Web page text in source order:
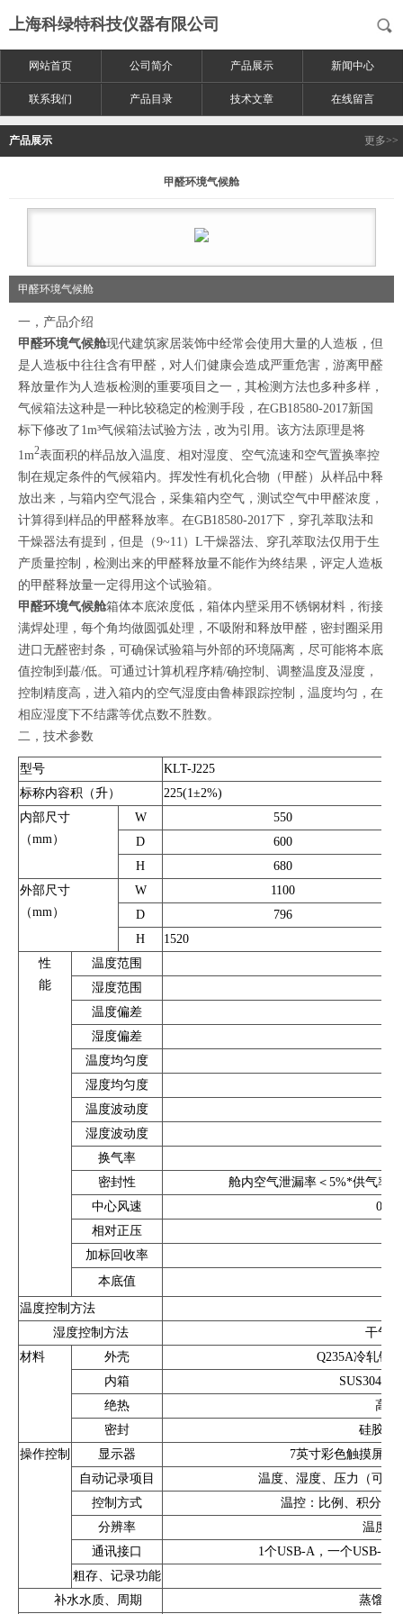
上海科绿特科技仪器有限公司
网站首页 公司简介 产品展示 新闻中心
联系我们 产品目录 技术文章 在线留言
产品展示 更多>>
甲醛环境气候舱
甲醛环境气候舱
一，产品介绍
甲醛环境气候舱现代建筑家居装饰中经常会使用大量的人造板，但
是人造板中往往含有甲醛，对人们健康会造成严重危害，游离甲醛
释放量作为人造板检测的重要项目之一，其检测方法也多种多样，
气候箱法这种是一种比较稳定的检测手段，在GB18580-2017新国
标下修改了1m³气候箱法试验方法，改为引用。该方法原理是将
1m2表面积的样品放入温度、相对湿度、空气流速和空气置换率控
制在规定条件的气候箱内。挥发性有机化合物（甲醛）从样品中释
放出来，与箱内空气混合，采集箱内空气，测试空气中甲醛浓度，
计算得到样品的甲醛释放率。在GB18580-2017下，穿孔萃取法和
干燥器法有提到，但是（9~11）L干燥器法、穿孔萃取法仅用于生
产质量控制，检测出来的甲醛释放量不能作为终结果，评定人造板
的甲醛释放量一定得用这个试验箱。
甲醛环境气候舱箱体本底浓度低，箱体内壁采用不锈钢材料，衔接
满焊处理，每个角均做圆弧处理，不吸附和释放甲醛，密封圈采用
进口无醛密封条，可确保试验箱与外部的环境隔离，尽可能将本底
值控制到蕞/低。可通过计算机程序精/确控制、调整温度及湿度，
控制精度高，进入箱内的空气湿度由鲁棒跟踪控制，温度均匀，在
相应湿度下不结露等优点数不胜数。
二，技术参数
型号
KLT-J225
标称内容积（升）
225(1±2%)
内部尺寸
（mm）
W
550
D
600
H
680
外部尺寸
（mm）
W
1100
D
796
H
1520
性
能
温度范围
湿度范围
温度偏差
湿度偏差
温度均匀度
湿度均匀度
温度波动度
湿度波动度
换气率
密封性
舱内空气泄漏率＜5%*供气率
中心风速
0.1-
相对正压
加标回收率
本底值
温度控制方法
湿度控制方法
干气
材料
外壳
Q235A冷轧钢
内箱
SUS304镜
绝热
高密
密封
硅胶（
操作控制
显示器
7英寸彩色触摸屏，
自动记录项目
温度、湿度、压力（可选
控制方式
温控：比例、积分、
分辨率
温度
通讯接口
1个USB-A，一个USB-B
粗存、记录功能
补水水质、周期
蒸馏水